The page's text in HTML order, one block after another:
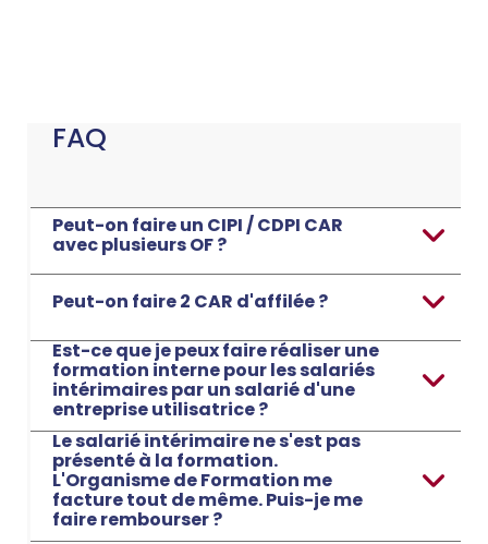
FAQ
Peut-on faire un CIPI / CDPI CAR
avec plusieurs OF ?
Peut-on faire 2 CAR d'affilée ?
Est-ce que je peux faire réaliser une
formation interne pour les salariés
intérimaires par un salarié d'une
entreprise utilisatrice ?
Le salarié intérimaire ne s'est pas
présenté à la formation.
L'Organisme de Formation me
facture tout de même. Puis-je me
faire rembourser ?